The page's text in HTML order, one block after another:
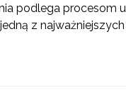
podlega procesom
z